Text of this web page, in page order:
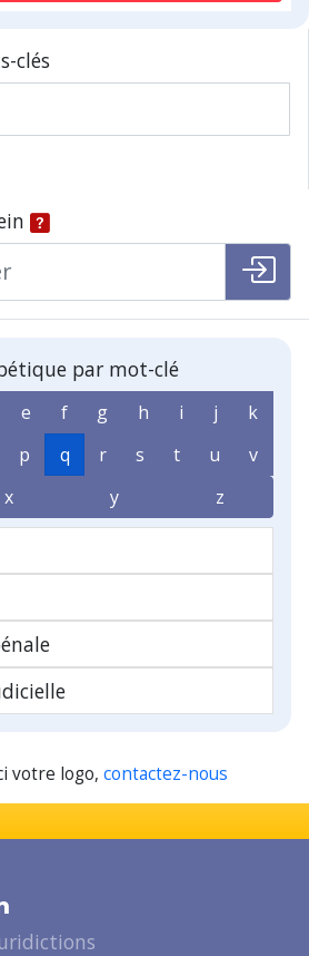
clés
par mot-clé
e f g h i j
k
p q r s t u
v
x y z
votre logo, contactez-nous